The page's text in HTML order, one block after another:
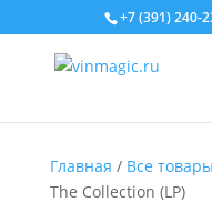
+7 (391) 240-
Главная / Все товары
The Collection (LP)